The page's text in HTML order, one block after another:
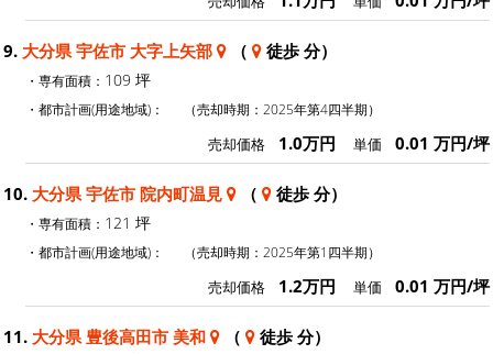
9. 大分県 宇佐市 大字上矢部 （ 徒歩 分）
・専有面積： 109 坪
・都市計画(用途地域)： （売却時期：2025年第4四半期）
売却価格 1.0万円 単価 0.01 万円/坪
10. 大分県 宇佐市 院内町温見 （ 徒歩 分）
・専有面積： 121 坪
・都市計画(用途地域)： （売却時期：2025年第1四半期）
売却価格 1.2万円 単価 0.01 万円/坪
11. 大分県 豊後高田市 美和 （ 徒歩 分）